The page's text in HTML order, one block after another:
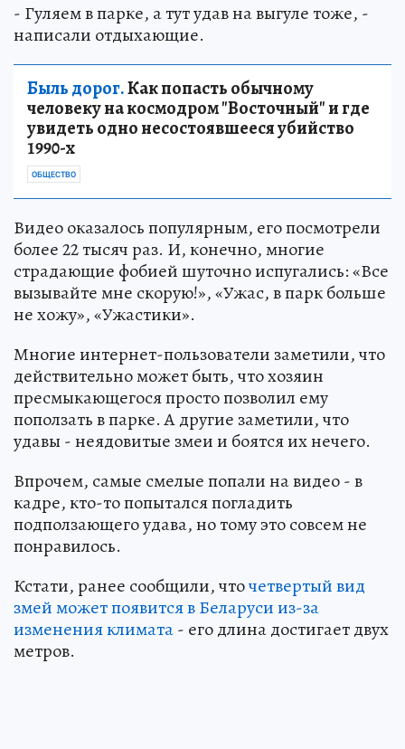
- Гуляем в парке, а тут удав на выгуле тоже, -
написали отдыхающие.
Быль дорог.Как попасть обычному
человеку на космодром "Восточный" и где
увидеть одно несостоявшееся убийство
1990-х
ОБЩЕСТВО
Видео оказалось популярным, его посмотрели
более 22 тысяч раз. И, конечно, многие
страдающие фобией шуточно испугались: «Все
вызывайте мне скорую!», «Ужас, в парк больше
не хожу», «Ужастики».
Многие интернет-пользователи заметили, что
действительно может быть, что хозяин
пресмыкающегося просто позволил ему
поползать в парке. А другие заметили, что
удавы - неядовитые змеи и боятся их нечего.
Впрочем, самые смелые попали на видео - в
кадре, кто-то попытался погладить
подползающего удава, но тому это совсем не
понравилось.
Кстати, ранее сообщили, чточетвертый вид
змей может появится в Беларуси из-за
изменения климата- его длина достигает двух
метров.